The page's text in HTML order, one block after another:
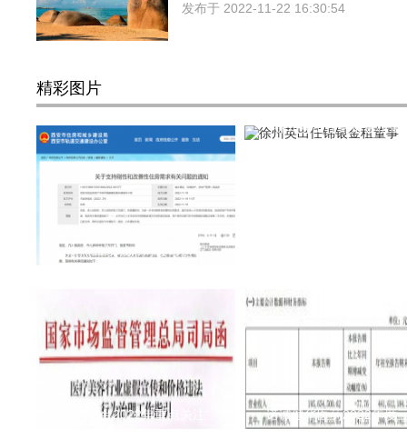
发布于 2022-11-22 16:30:54
精彩图片
热点二线城市对楼市进行
徐州英出任锦银金租董
新氧平台2022年重点关注“ 诺诚健华医药2022年度